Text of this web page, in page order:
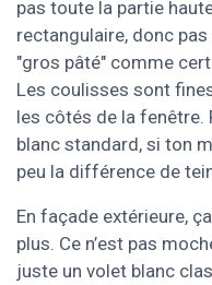
pas toute la partie
rectangulaire, donc
"gros pâté" comme
Les coulisses sont
les côtés de la fenêtre.
blanc standard, si ton
peu la différence de
En façade extérieure,
plus. Ce n’est pas
juste un volet blanc